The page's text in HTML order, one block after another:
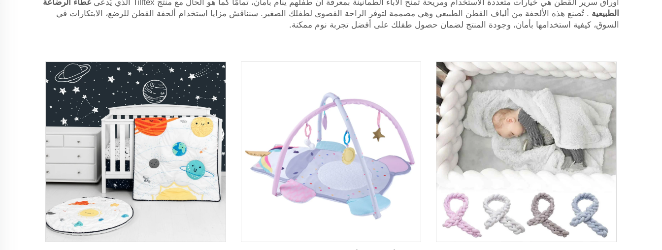
أوراق سرير القطن هي خيارات متعددة الاستخدام ومريحة تمنح الآباء الطمأنينة بمعرفة أن طفلهم ينام بأمان، تمامًا كما هو الحال مع منتج Tilltex الذي يُدعى
غطاء الرضاعة
الطبيعية . تُصنع هذه الألحفة من ألياف القطن الطبيعي وهي مصممة لتوفر الراحة القصوى لطفلك الصغير. سنناقش مزايا استخدام ألحفة القطن للرضع، الابتكارات في
السوق، كيفية استخدامها بأمان، وجودة المنتج لضمان حصول طفلك على أفضل تجربة نوم ممكنة.